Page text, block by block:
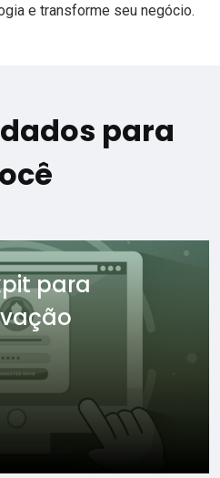
e transforme seu negócio.
para
para